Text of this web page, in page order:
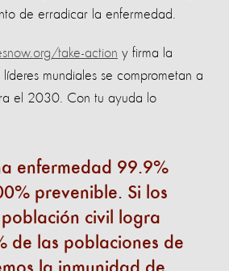
de erradicar la enfermedad.
take-action y firma la
mundiales se comprometan a
el 2030. Con tu ayuda lo
enfermedad 99.9%
prevenible. Si los
civil logra
de las poblaciones de